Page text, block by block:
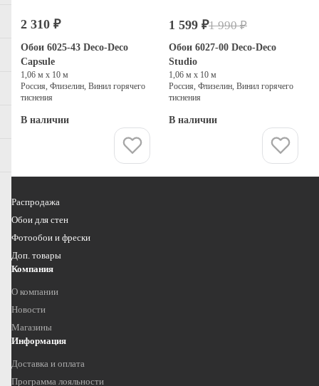
2 310 ₽
Обои 6025-43 Deco-Deco
Capsule
1,06 м х 10 м
Россия, Флизелин, Винил горячего
тиснения
В наличии
Распродажа
1 599 ₽1 990 ₽
Обои 6027-00 Deco-Deco
Studio
1,06 м х 10 м
Россия, Флизелин, Винил горячего
тиснения
В наличии
Распродажа
Обои для стен
Фотообои и фрески
Доп. товары
Компания
О компании
Новости
Магазины
Информация
Доставка и оплата
Программа лояльности